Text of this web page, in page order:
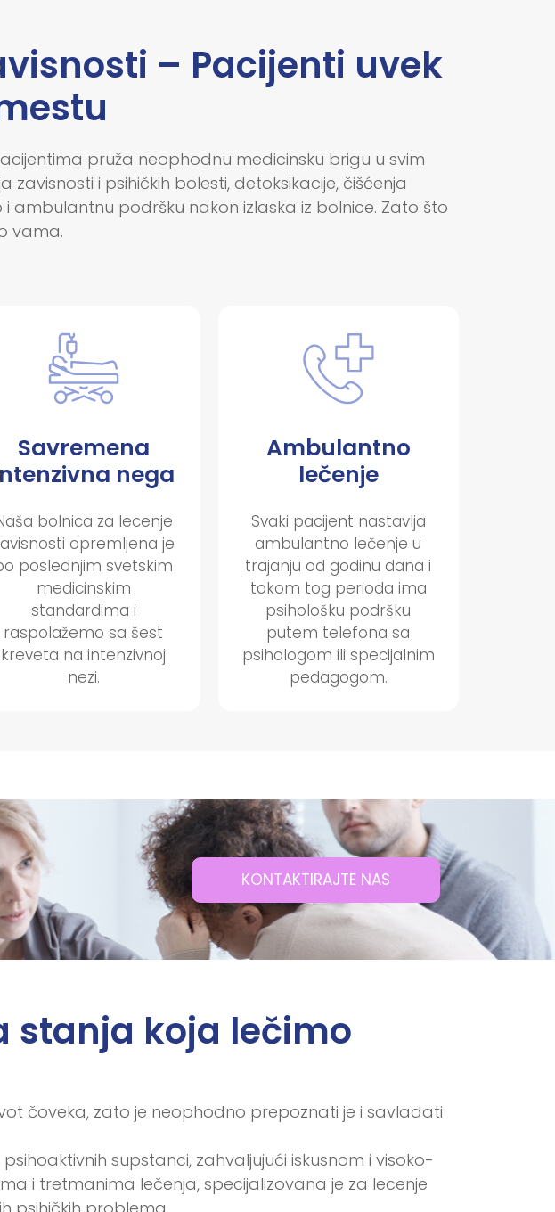
– Pacijenti uvek
pruža neophodnu medicinsku brigu u svim
i psihičkih bolesti, detoksikacije, čišćenja
podršku nakon izlaska iz bolnice. Zato što
vama.
Savremena
nega
bolnica za lecenje
opremljena je
poslednjim svetskim
medicinskim
standardima i
raspolažemo sa šest
kreveta na intenzivnoj
nezi.
Ambulantno
lečenje
Svaki pacijent nastavlja
ambulantno lečenje u
trajanju od godinu dana i
tokom tog perioda ima
psihološku podršku
putem telefona sa
psihologom ili specijalnim
pedagogom.
KONTAKTIRAJTE NAS
stanja koja lečimo
čoveka, zato je neophodno prepoznati je i savladati
supstanci, zahvaljujući iskusnom i visoko-
i tretmanima lečenja, specijalizovana je za lecenje